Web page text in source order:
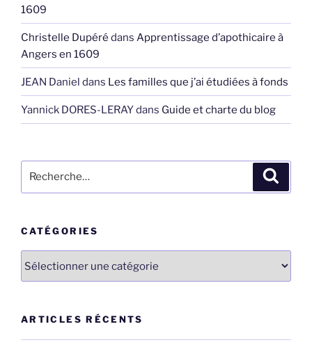
1609
Christelle Dupéré dans Apprentissage d’apothicaire à
Angers en 1609
JEAN Daniel dans Les familles que j’ai étudiées à fonds
Yannick DORES-LERAYdans Guide et charte du blog
pour
CATÉGORIES
ARTICLES RÉCENTS